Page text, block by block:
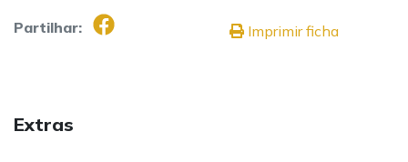
Partilhar: Imprimir ficha
Extras